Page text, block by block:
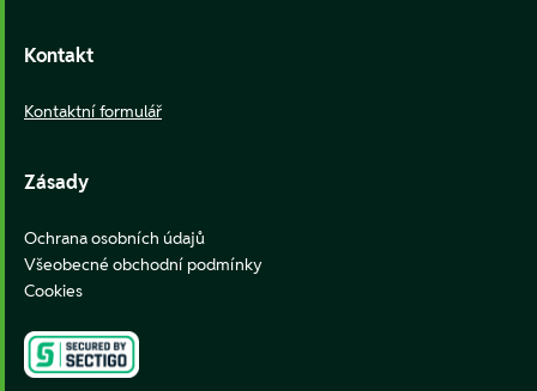
Kontakt
Kontaktní formulář
Zásady
Ochrana osobních údajů
Všeobecné obchodní podmínky
Cookies